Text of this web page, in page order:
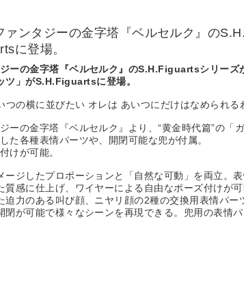
ンタジーの金字塔『ベルセルク』の
に登場。
ーの金字塔『ベルセルク』のS.H.Figuartsシリーズ
ツ」がS.H.Figuartsに登場。
つの横に並びたい オレは あいつにだけはなめられる
ーの金字塔『ベルセルク』より、“黄金時代篇”の「
た各種表情パーツや、開閉可能な兜が付属。
けが可能。
ジしたプロポーションと「自然な可動」を両立。
感に仕上げ、ワイヤーによる自由なポーズ付けが
力のある叫び顔、ニヤリ顔の2種の交換用表情パ
が可能で様々なシーンを再現できる。兜用の表情